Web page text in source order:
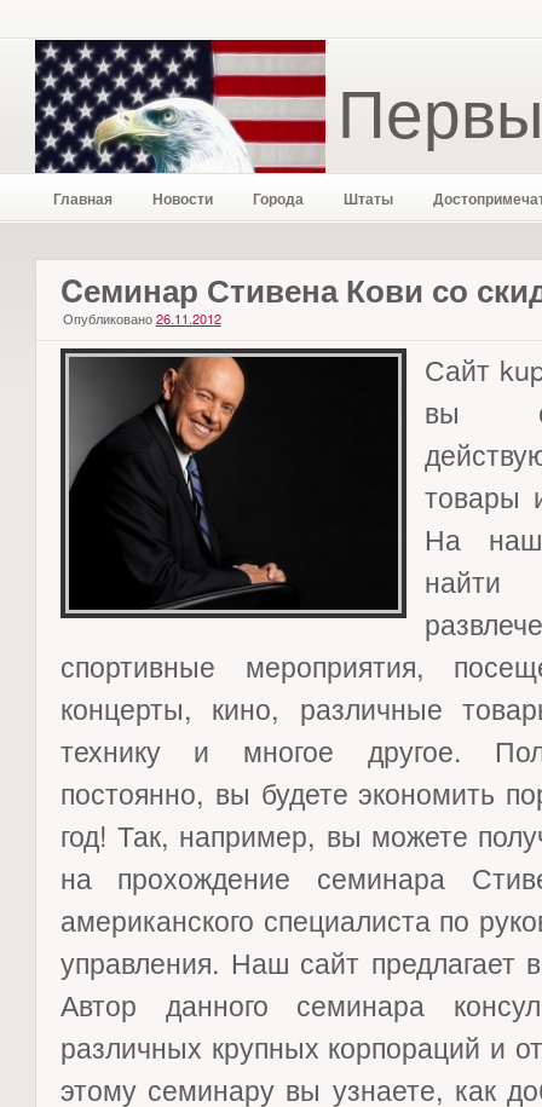
Главная Новости Города Штаты
Cеминар Стивена Кови со
Опубликовано 26.11.2012
Сайт
вы
товары
На
найти
спортивные мероприятия,
концерты, кино, различные
технику и многое другое.
постоянно, вы будете экономить
год! Так, например, вы можете
на прохождение семинара
американского специалиста по
управления. Наш сайт предлагает
Автор данного семинара
различных крупных корпораций и
этому семинару вы узнаете, как